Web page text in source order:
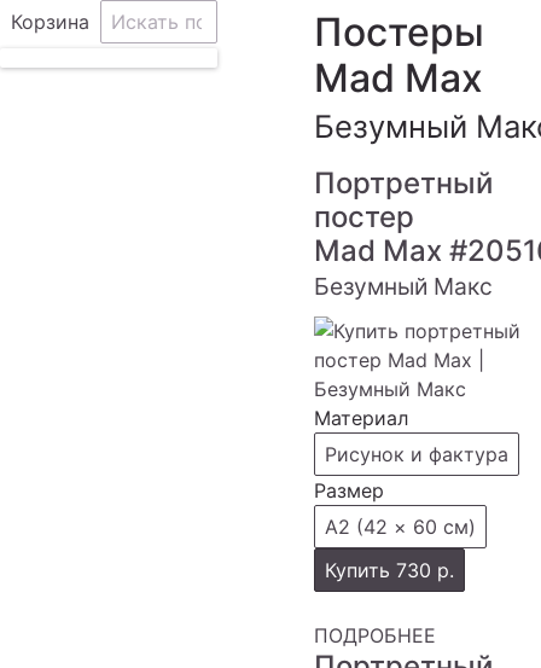
Корзина
Постеры
Mad Max
Безумный
Портретный
постер
Mad Max
Безумный Макс
Материал
Рисунок и фактура
Размер
А2 (42 × 60 см)
Купить 730 р.
ПОДРОБНЕЕ